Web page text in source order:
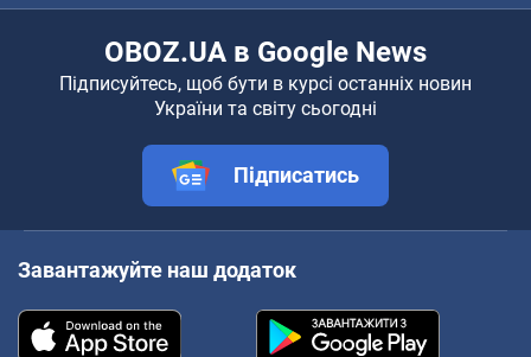
OBOZ.UA в Google News
Підписуйтесь, щоб бути в курсі останніх новин
України та світу сьогодні
Підписатись
Завантажуйте наш додаток